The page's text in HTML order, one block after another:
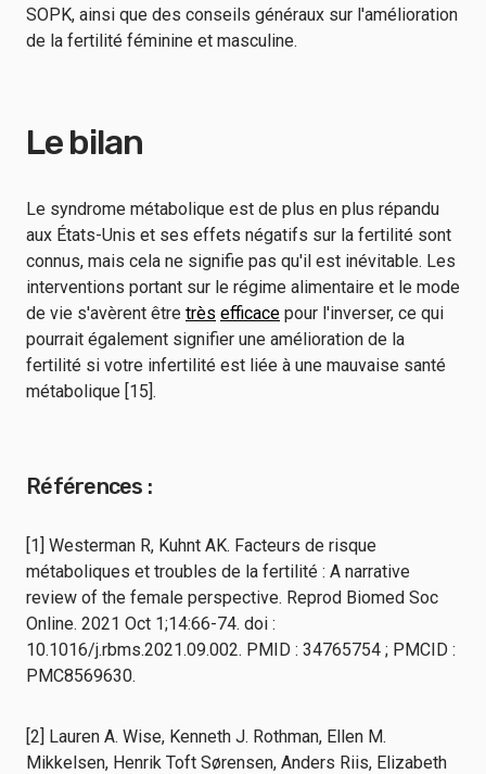
SOPK, ainsi que des conseils généraux sur l'amélioration
de la fertilité féminine et masculine.
Le bilan
Le syndrome métabolique est de plus en plus répandu
aux États-Unis et ses effets négatifs sur la fertilité sont
connus, mais cela ne signifie pas qu'il est inévitable. Les
interventions portant sur le régime alimentaire et le mode
de vie s'avèrent être très efficace pour l'inverser, ce qui
pourrait également signifier une amélioration de la
fertilité si votre infertilité est liée à une mauvaise santé
métabolique [15].
Références :
[1] Westerman R, Kuhnt AK. Facteurs de risque
métaboliques et troubles de la fertilité : A narrative
review of the female perspective. Reprod Biomed Soc
Online. 2021 Oct 1;14:66-74. doi :
10.1016/j.rbms.2021.09.002. PMID : 34765754 ; PMCID :
PMC8569630.
[2] Lauren A. Wise, Kenneth J. Rothman, Ellen M.
Mikkelsen, Henrik Toft Sørensen, Anders Riis, Elizabeth